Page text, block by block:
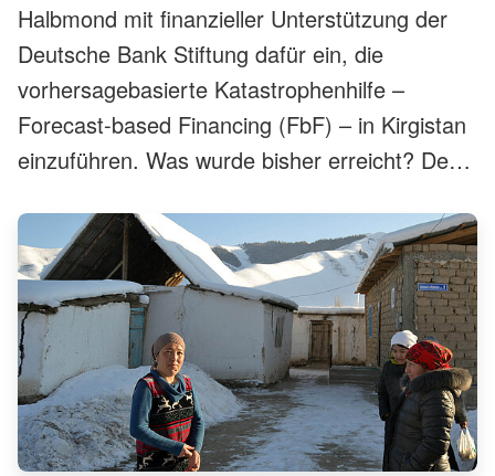
Halbmond mit finanzieller Unterstützung der
Deutsche Bank Stiftung dafür ein, die
vorhersagebasierte Katastrophenhilfe –
Forecast-based Financing (FbF) – in Kirgistan
einzuführen. Was wurde bisher erreicht? Der
Abdujabarov, zieht ein Fazit der letzten
eineinhalb Jahre.